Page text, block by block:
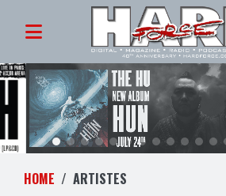
HOME ARTISTES